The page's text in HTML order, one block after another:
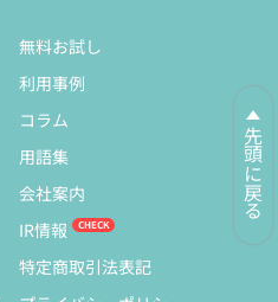
先頭に戻る
無料お試し
利用事例
コラム
用語集
会社案内
IR情報
特定商取引法表記